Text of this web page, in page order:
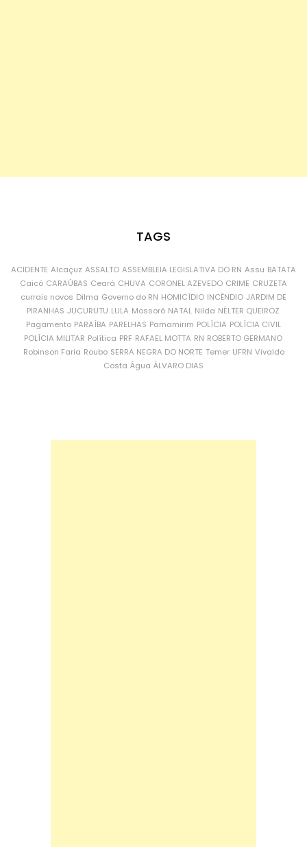
TAGS
ACIDENTE Alcaçuz ASSALTO ASSEMBLEIA LEGISLATIVA DO RN Assu BATATA
Caicó CARAÚBAS Ceará CHUVA CORONEL AZEVEDO CRIME CRUZETA
currais novos Dilma Governo do RN HOMICÍDIO INCÊNDIO JARDIM DE
PIRANHAS JUCURUTU LULA Mossoró NATAL Nilda NÉLTER QUEIROZ
Pagamento PARAÍBA PARELHAS Parnamirim POLÍCIA POLÍCIA CIVIL
POLÍCIA MILITAR Política PRF RAFAEL MOTTA RN ROBERTO GERMANO
Robinson Faria Roubo SERRA NEGRA DO NORTE Temer UFRN Vivaldo
Costa Água ÁLVARO DIAS